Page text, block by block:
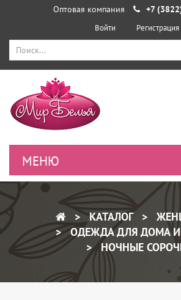
Оптовая компания +7
Войти Регистрация
КАТАЛОГ
ОДЕЖДА ДЛЯ ДОМА
НОЧНЫЕ